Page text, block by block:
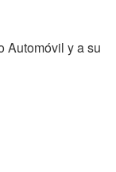
Automóvil y a su